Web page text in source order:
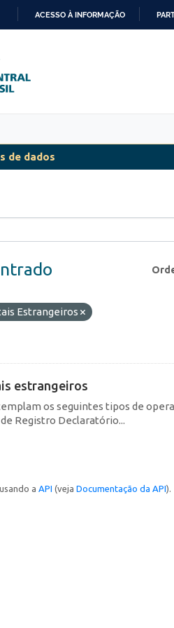
ACESSO À INFORMAÇÃO
de dados
Estrangeiros
estrangeiros
os seguintes tipos de
Registro Declaratório...
a API (veja Documentação da API).